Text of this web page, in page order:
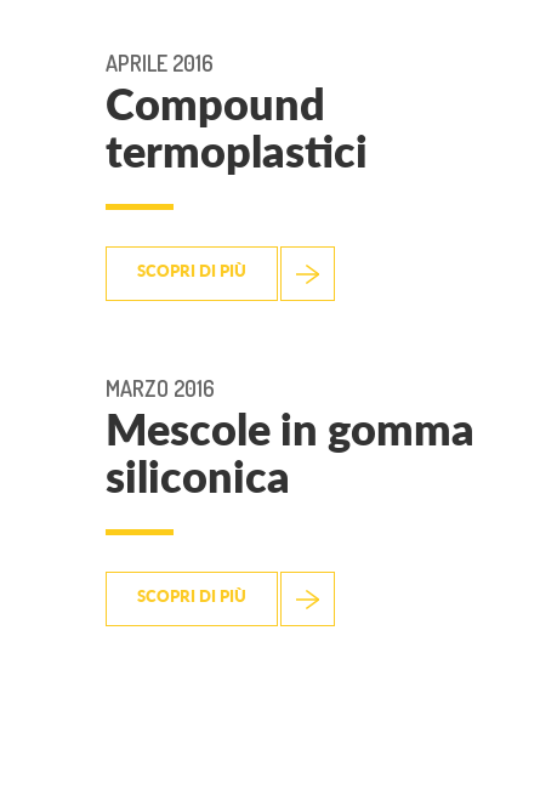
APRILE 2016
Compound
termoplastici
SCOPRI DI PIÙ
MARZO 2016
Mescole in gomma
siliconica
SCOPRI DI PIÙ